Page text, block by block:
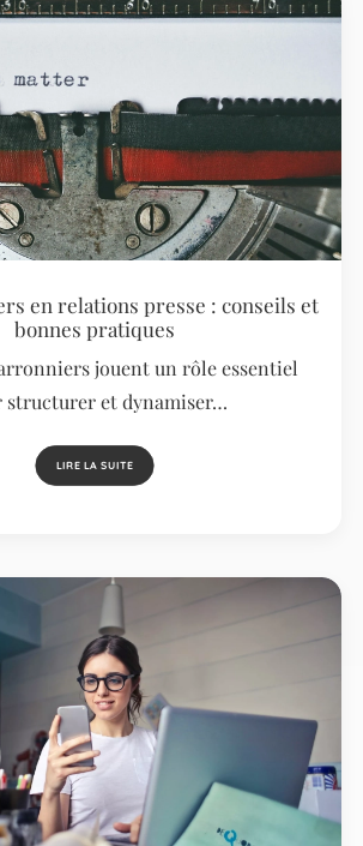
en relations presse : conseils et
bonnes pratiques
jouent un rôle essentiel
structurer et dynamiser…
LIRE LA SUITE